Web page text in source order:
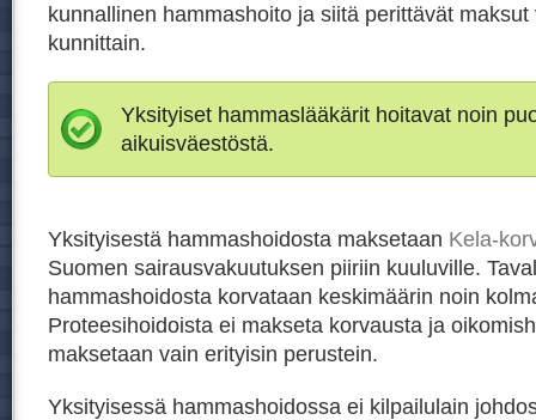
kunnallinen hammashoito ja siitä perittävät maksut
kunnittain.
Yksityiset hammaslääkärit hoitavat noin
aikuisväestöstä.
Yksityisestä hammashoidosta maksetaan Kela-
Suomen sairausvakuutuksen piiriin kuuluville.
hammashoidosta korvataan keskimäärin noin
Proteesihoidoista ei makseta korvausta ja
maksetaan vain erityisin perustein.
Yksityisessä hammashoidossa ei kilpailulain